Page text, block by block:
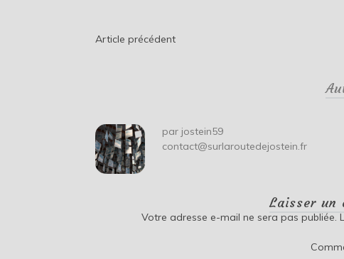
Navigation
Article précédent
par jostein59
contact@surlaroutedejostein.fr
Laisser un
Votre adresse e-mail ne sera pas publiée.